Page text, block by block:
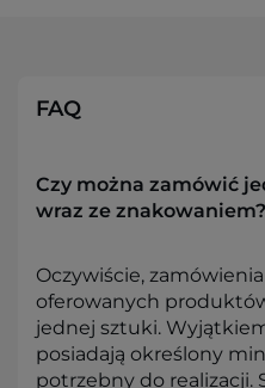
FAQ
Czy można zamówić
wraz ze znakowaniem?
Oczywiście,
oferowanych
jednej sztuki.
posiadają określony
potrzebny do realizacji.